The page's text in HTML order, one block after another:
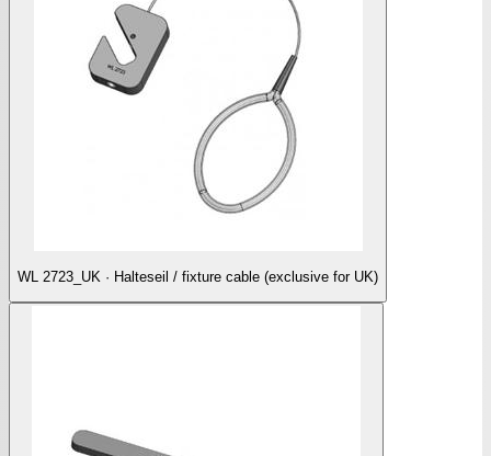
WL 2723_UK · Halteseil / fixture cable (exclusive for UK)